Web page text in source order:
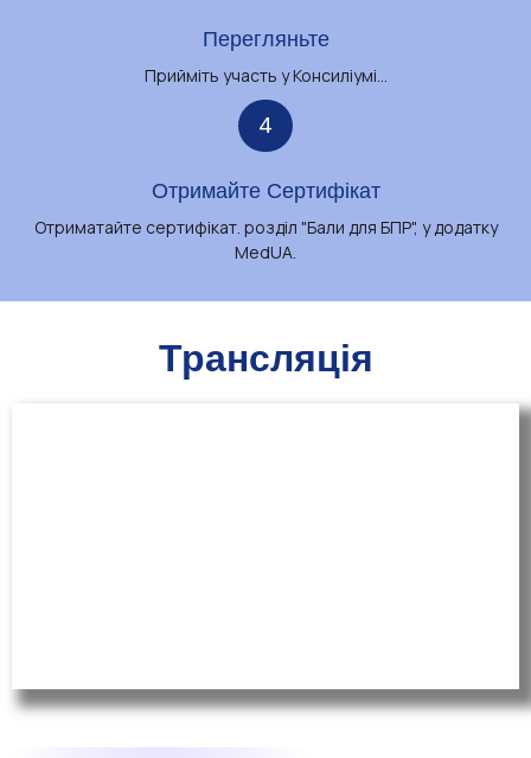
Перегляньте
Прийміть участь у Консиліумі...
4
Отримайте Сертифікат
Отриматайте сертифікат. розділ "Бали для БПР", у додатку
MedUA.
Трансляція